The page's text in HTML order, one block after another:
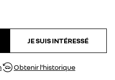
JE SUIS INTÉRESSÉ
Obtenir l'historique